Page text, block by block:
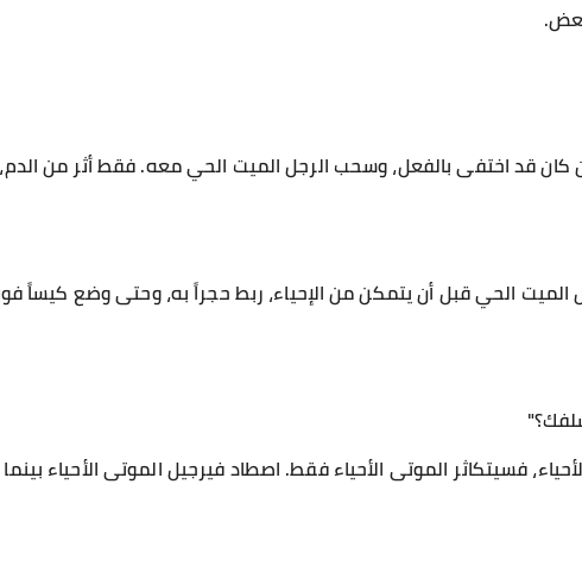
كان قد اختفى بالفعل، وسحب الرجل الميت الحي معه. فقط أثر من
الحي قبل أن يتمكن من الإحياء، ربط حجراً به، وحتى وضع كيساً
فسيتكاثر الموتى الأحياء فقط. اصطاد فيرجيل الموتى الأحياء